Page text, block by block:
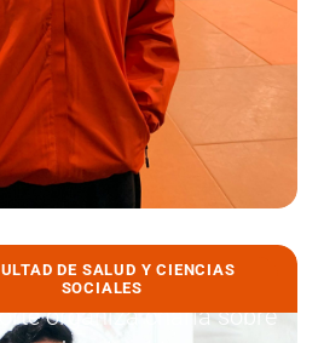
DE SALUD Y CIENCIAS
SOCIALES
organiza charla sobre